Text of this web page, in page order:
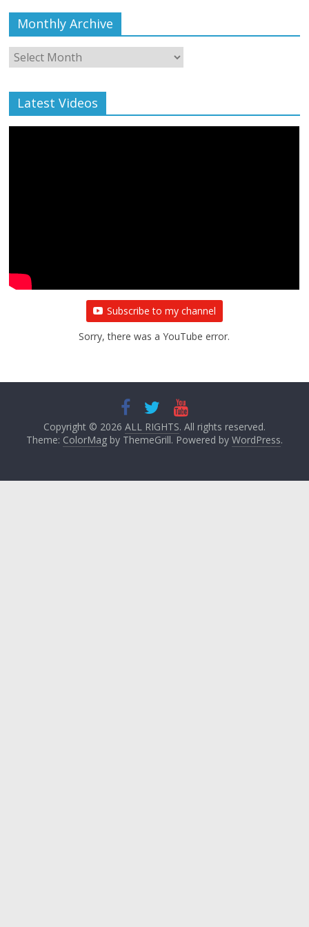
Monthly Archive
Monthly
Archive
Latest Videos
Subscribe to my channel
Sorry, there was a YouTube error.
Copyright © 2026 ALL RIGHTS. All rights reserved.
Theme: ColorMagby ThemeGrill. Powered by WordPress.